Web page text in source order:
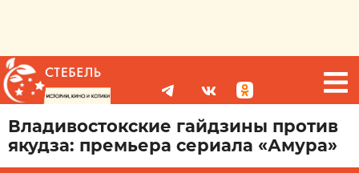
Владивостокские гайдзины против
якудза: премьера сериала «Амура»